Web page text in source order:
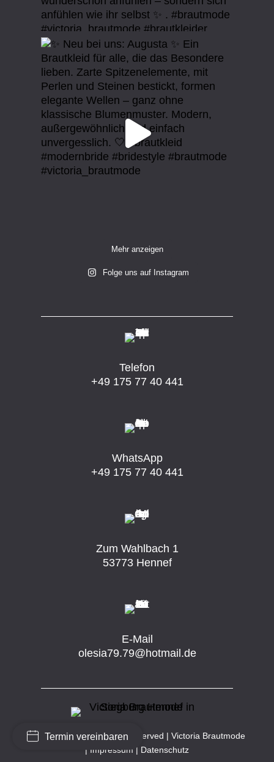
Mehr anzeigen
Folge uns auf Instagram
Telefon
+49 175 77 40 441
WhatsApp
+49 175 77 40 441
Zum Wahlbach 1
53773 Hennef
E-Mail
olesia79.79@hotmail.de
© 2004 – 2026 All Rights Reserved | Victoria Brautmode
| Impressum | Datenschutz
Termin vereinbaren